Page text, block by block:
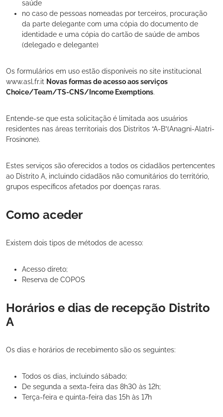
saúde
no caso de pessoas nomeadas por terceiros, procuração
da parte delegante com uma cópia do documento de
identidade e uma cópia do cartão de saúde de ambos
(delegado e delegante)
Os formulários em uso estão disponíveis no site institucional
www.asl.fr.it Novas formas de acesso aos serviços
Choice/Team/TS-CNS/Income Exemptions.
Entende-se que esta solicitação é limitada aos usuários
residentes nas áreas territoriais dos Distritos “A-B”(Anagni-Alatri-
Frosinone).
Estes serviços são oferecidos a todos os cidadãos pertencentes
ao Distrito A, incluindo cidadãos não comunitários do território,
grupos específicos afetados por doenças raras.
Como aceder
Existem dois tipos de métodos de acesso:
Acesso direto;
Reserva de COPOS
Horários e dias de recepção Distrito
A
Os dias e horários de recebimento são os seguintes:
Todos os dias, incluindo sábado;
De segunda a sexta-feira das 8h30 às 12h;
Terça-feira e quinta-feira das 15h às 17h